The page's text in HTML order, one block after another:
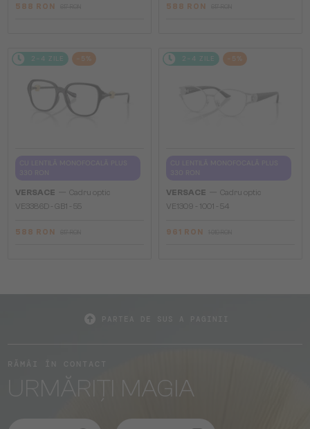
588 RON 588 RON
2-4 ZILE -5%
VERSACE
Cadru optic
VE3386D - GB1 - 55
588 RON
2-4 ZILE -5%
VERSACE
Cadru optic
VE1309 - 1001 - 54
961 RON
URMĂRIȚI MAGIA